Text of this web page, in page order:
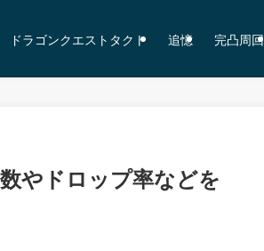
ドラゴンクエストタクト 追憶 完凸周回
やドロップ率などを